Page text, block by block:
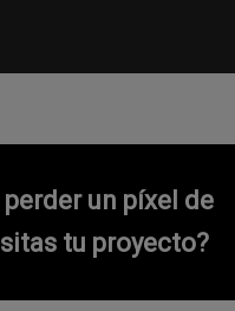
un píxel de
tu proyecto?